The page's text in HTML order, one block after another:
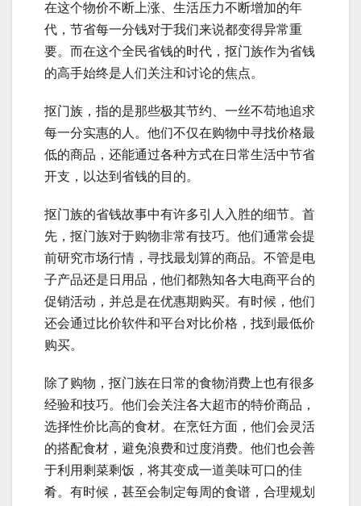
在这个物价不断上涨、生活压力不断增加的年
代，节省每一分钱对于我们来说都变得异常重
要。而在这个全民省钱的时代，抠门族作为省钱
的高手始终是人们关注和讨论的焦点。
抠门族，指的是那些极其节约、一丝不苟地追求
每一分实惠的人。他们不仅在购物中寻找价格最
低的商品，还能通过各种方式在日常生活中节省
开支，以达到省钱的目的。
抠门族的省钱故事中有许多引人入胜的细节。首
先，抠门族对于购物非常有技巧。他们通常会提
前研究市场行情，寻找最划算的商品。不管是电
子产品还是日用品，他们都熟知各大电商平台的
促销活动，并总是在优惠期购买。有时候，他们
还会通过比价软件和平台对比价格，找到最低价
购买。
除了购物，抠门族在日常的食物消费上也有很多
经验和技巧。他们会关注各大超市的特价商品，
选择性价比高的食材。在烹饪方面，他们会灵活
的搭配食材，避免浪费和过度消费。他们也会善
于利用剩菜剩饭，将其变成一道美味可口的佳
肴。有时候，甚至会制定每周的食谱，合理规划